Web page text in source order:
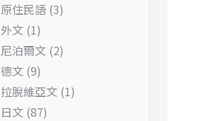
原住民語 (3)
外文 (1)
尼泊爾文 (2)
德文 (9)
拉脫維亞文 (1)
日文 (87)